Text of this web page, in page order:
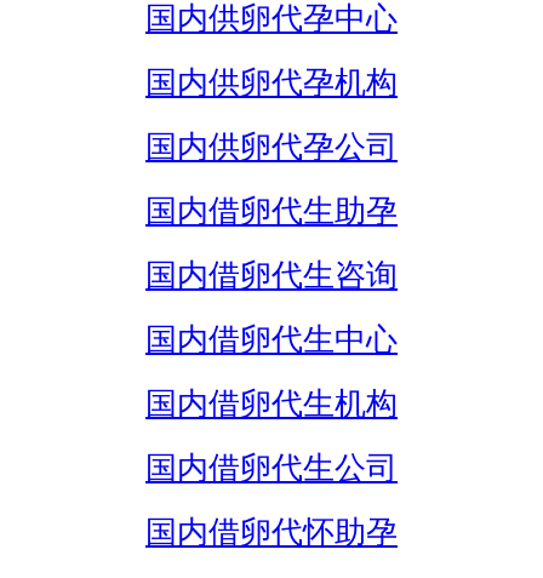
国内供卵代孕中心
国内供卵代孕机构
国内供卵代孕公司
国内借卵代生助孕
国内借卵代生咨询
国内借卵代生中心
国内借卵代生机构
国内借卵代生公司
国内借卵代怀助孕